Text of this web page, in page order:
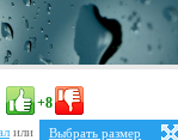
+8
или
Выбрать размер